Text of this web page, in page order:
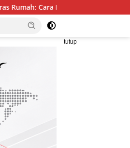
Rajut Kebersamaan di
tutup